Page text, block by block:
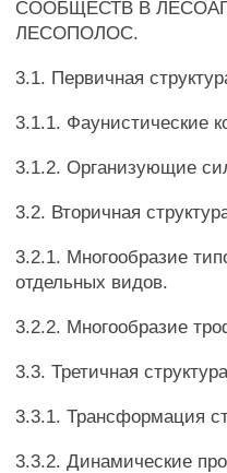
СООБЩЕСТВ В
ЛЕСОПОЛОС.
3.1. Первичная
3.1.1. Фаунистические
3.1.2. Организующие
3.2. Вторичная
3.2.1. Многообразие
отдельных видов.
3.2.2. Многообразие
3.3. Третичная
3.3.1. Трансформация
3.3.2. Динамические